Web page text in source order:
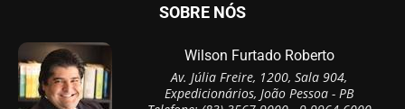
SOBRE NÓS
Wilson Furtado Roberto
Av. Júlia Freire, 1200, Sala 904,
Expedicionários, João Pessoa - PB